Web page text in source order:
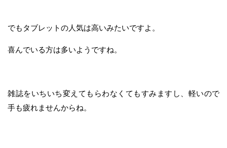
でもタブレットの人気は高いみたいですよ。
喜んでいる方は多いようですね。
雑誌をいちいち変えてもらわなくてもすみますし、軽いので
手も疲れませんからね。